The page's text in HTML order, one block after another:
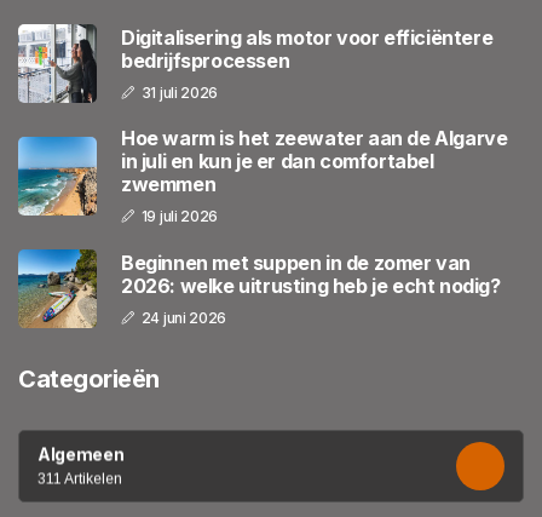
Digitalisering als motor voor efficiëntere
bedrijfsprocessen
31 juli 2026
Hoe warm is het zeewater aan de Algarve
in juli en kun je er dan comfortabel
zwemmen
19 juli 2026
Beginnen met suppen in de zomer van
2026: welke uitrusting heb je echt nodig?
24 juni 2026
Categorieën
Algemeen
311 Artikelen